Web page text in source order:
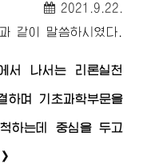
2021.9.22.
같이 말씀하시였다.
서 나서는 리론실천
하며 기초과학부문을
하는데 중심을 두고